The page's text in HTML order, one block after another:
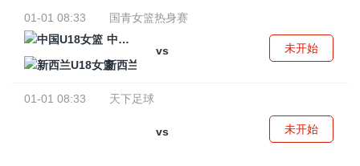
01-01 08:33
国青女篮热身赛
中国U18女篮
vs
新西兰U18女篮
未开始
01-01 08:33 天下足球
vs 未开始